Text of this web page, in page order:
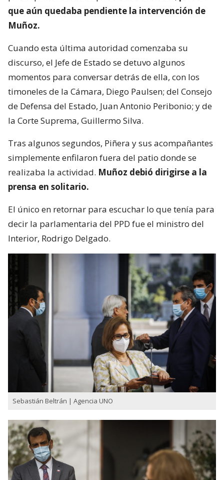
que aún quedaba pendiente la intervención de
Muñoz.
Cuando esta última autoridad comenzaba su
discurso, el Jefe de Estado se detuvo algunos
momentos para conversar detrás de ella, con los
timoneles de la Cámara, Diego Paulsen; del Consejo
de Defensa del Estado, Juan Antonio Peribonio; y de
la Corte Suprema, Guillermo Silva.
Tras algunos segundos, Piñera y sus acompañantes
simplemente enfilaron fuera del patio donde se
realizaba la actividad. Muñoz debió dirigirse a la
prensa en solitario.
El único en retornar para escuchar lo que tenía para
decir la parlamentaria del PPD fue el ministro del
Interior, Rodrigo Delgado.
Sebastián Beltrán | Agencia UNO